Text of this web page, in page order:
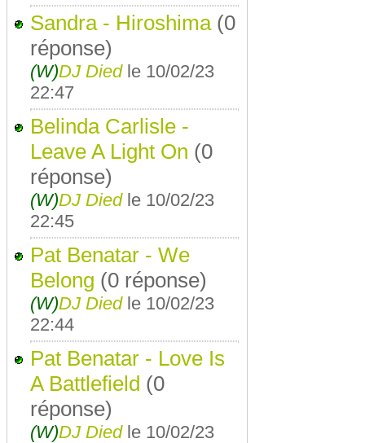
Sandra - Hiroshima(0
réponse)
(W)DJ Died le 10/02/23
22:47
Belinda Carlisle -
Leave A Light On (0
réponse)
(W)DJ Died le 10/02/23
22:45
Pat Benatar - We
Belong (0 réponse)
(W)DJ Died le 10/02/23
22:44
Pat Benatar - Love Is
A Battlefield (0
réponse)
(W)DJ Died le 10/02/23